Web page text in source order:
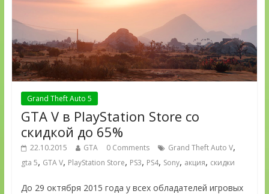
Grand Theft Auto 5
GTA V в PlayStation Store со
скидкой до 65%
22.10.2015 GTA 0 Comments Grand Theft Auto V,
gta 5, GTA V, PlayStation Store, PS3, PS4, Sony, акция, скидки
До 29 октября 2015 года у всех обладателей игровых